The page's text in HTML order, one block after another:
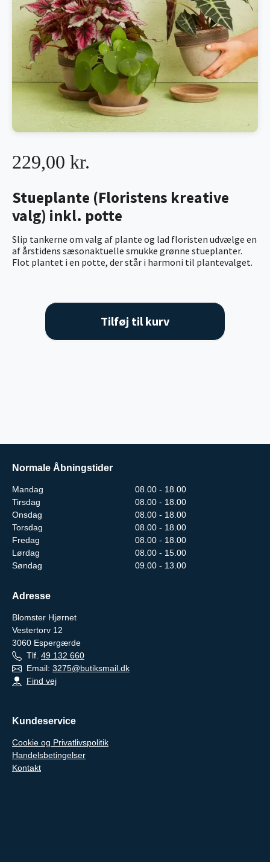
Stueplante (Floristens kreative
valg) inkl. potte
Slip tankerne om valg af plante og lad floristen udvælge en
af årstidens sæsonaktuelle smukke grønne stueplanter.
Flot plantet i en potte, der står i harmoni til plantevalget.
229,00 kr.
Tilføj til kurv
Normale Åbningstider
Mandag
08.00 - 18.00
Tirsdag
08.00 - 18.00
Onsdag
08.00 - 18.00
Torsdag
08.00 - 18.00
Fredag
08.00 - 18.00
Lørdag
08.00 - 15.00
Søndag
09.00 - 13.00
Adresse
Blomster Hjørnet
Vestertorv 12
3060 Espergærde
Tlf. 49 132 660
Email: 3275@butiksmail.dk
Find vej
Kundeservice
Cookie og Privatlivspolitik
Handelsbetingelser
Kontakt